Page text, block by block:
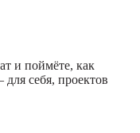
и поймёте, как
себя, проектов